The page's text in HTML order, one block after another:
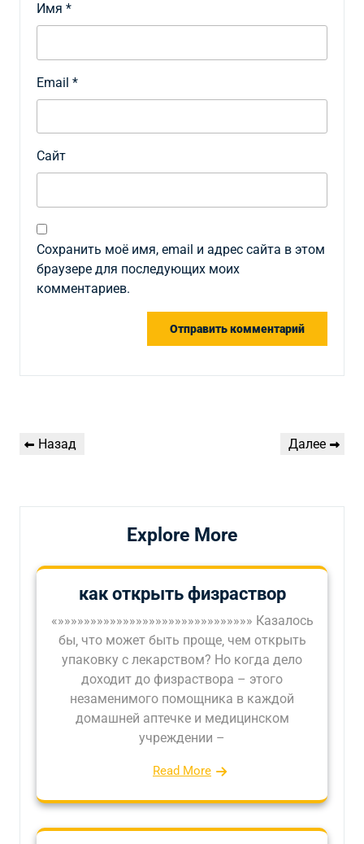
Имя *
Email *
Сайт
Сохранить моё имя, email и адрес сайта в этом
браузере для последующих моих
комментариев.
по
Предыдущая
Назад
Следующая
Далее
Explore More
как открыть физраствор
«»»»»»»»»»»»»»»»»»»»»»»»»»»»»»» Казалось
бы‚ что может быть проще‚ чем открыть
упаковку с лекарством? Но когда дело
доходит до физраствора – этого
незаменимого помощника в каждой
домашней аптечке и медицинском
учреждении –
Read More